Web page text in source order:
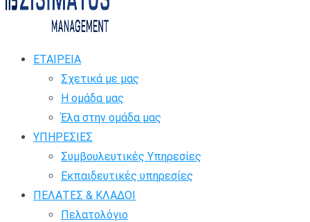
ΕΤΑΙΡΕΙΑ
Σχετικά με μας
Η ομάδα μας
Έλα στην ομάδα μας
ΥΠΗΡΕΣΙΕΣ
Συμβουλευτικές Υπηρεσίες
Εκπαιδευτικές υπηρεσίες
ΠΕΛΑΤΕΣ & ΚΛΑΔΟΙ
Πελατολόγιο